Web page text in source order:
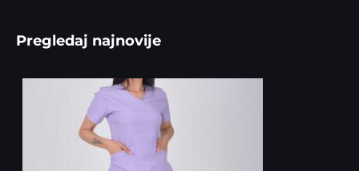
Pregledaj najnovije